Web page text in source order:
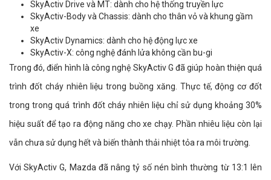
SkyActiv Drive và MT: dành cho hệ thống truyền lực
SkyActiv-Body và Chassis: dành cho thân vỏ và khung gầm
xe
SkyActiv Dynamics: dành cho hệ động lực xe
SkyActiv-X: công nghệ đánh lửa không cần bu-gi
Trong đó, điển hình là công nghệ SkyActiv G đã giúp hoàn thiện quá
trình đốt cháy nhiên liệu trong buồng xăng. Thực tế, động cơ đốt
trong trong quá trình đốt cháy nhiên liệu chỉ sử dụng khoảng 30%
hiệu suất để tạo ra động năng cho xe chạy. Phần nhiêu liệu còn lại
vẫn chưa sử dụng hết và biến thành thải nhiệt tỏa ra môi trường.
Với SkyActiv G, Mazda đã nâng tỷ số nén bình thường từ 13:1 lên